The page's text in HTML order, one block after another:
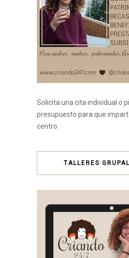
Solicita una cita individual o
presupuesto para que
centro.
TALLERES